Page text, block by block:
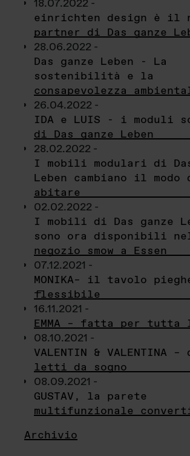
18.07.2022 -
einrichten design è il
partner di Das ganze
28.06.2022 -
Das ganze Leben - La
sostenibilità e la
consapevolezza
26.04.2022 -
IDA e LUIS - i moduli
di Das ganze Leben
28.02.2022 -
I mobili modulari di
Leben cambiano il modo
abitare
02.02.2022 -
I mobili di Das ganze
sono ora disponibili
negozio smow a Essen
07.12.2021 -
MONIKA– il tavolo
flessibile
16.11.2021 -
EMMA – fatta per
08.10.2021 -
VALENTIN & VALENTINA –
letti da sogno
08.09.2021 -
GUSTAV, la parete
multifunzionale
Archivio